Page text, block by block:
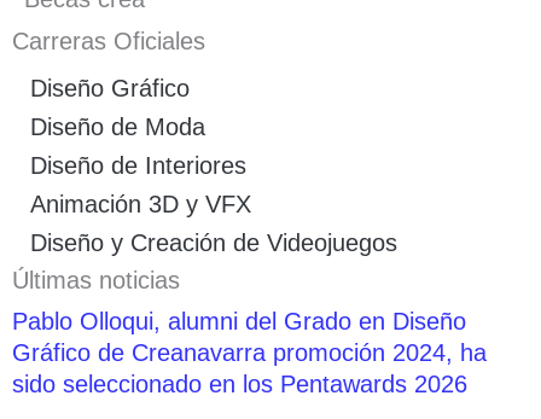
Carreras Oficiales
Diseño Gráfico
Diseño de Moda
Diseño de Interiores
Animación 3D y VFX
Diseño y Creación de Videojuegos
Últimas noticias
Pablo Olloqui, alumni del Grado en Diseño
Gráfico de Creanavarra promoción 2024, ha
sido seleccionado en los Pentawards 2026